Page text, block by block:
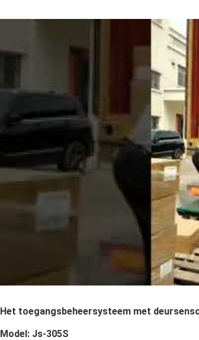
Het toegangsbeheersysteem met
Model: Js-305S